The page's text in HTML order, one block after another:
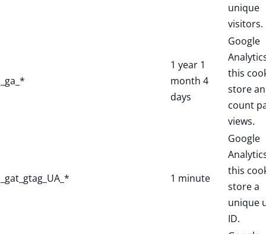
unique
visitors.
_ga_*
1 year 1
month 4
days
Google
this
store
count
views.
_gat_gtag_UA_* 1 minute
Google
this
store a
unique
ID.